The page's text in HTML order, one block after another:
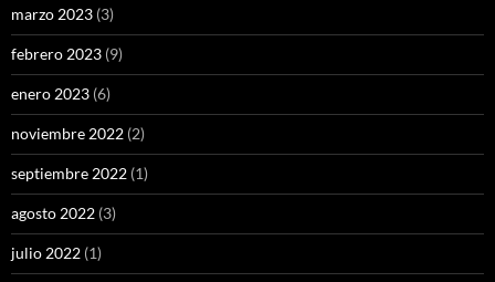
marzo 2023 (3)
febrero 2023 (9)
enero 2023 (6)
noviembre 2022 (2)
septiembre 2022 (1)
agosto 2022 (3)
julio 2022 (1)